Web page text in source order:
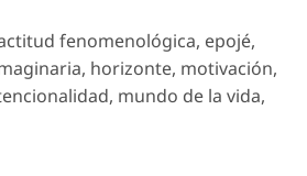
fenomenológica, epojé,
horizonte, motivación,
mundo de la vida,